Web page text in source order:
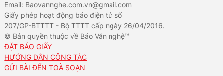
Email: Baovannghe.com.vn@gmail.com
Giấy phép hoạt động báo điện tử số
207/GP-BTTTT - Bộ TTTT cấp ngày 26/04/2016.
© Bản quyền thuộc về Báo Văn nghệ™
ĐẶT BÁO GIẤY
HƯỚNG DẪN CÔNG TÁC
GỬI BÀI ĐẾN TOÀ SOẠN